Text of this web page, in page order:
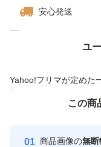
安心発送
ユ
Yahoo!フリマが定めた
付与しています
安心取引出品者
価格の相談
この商
商品画像の無断
この商品をみている